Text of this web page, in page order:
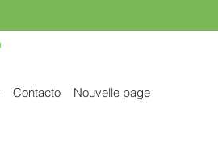
Contacto Nouvelle page